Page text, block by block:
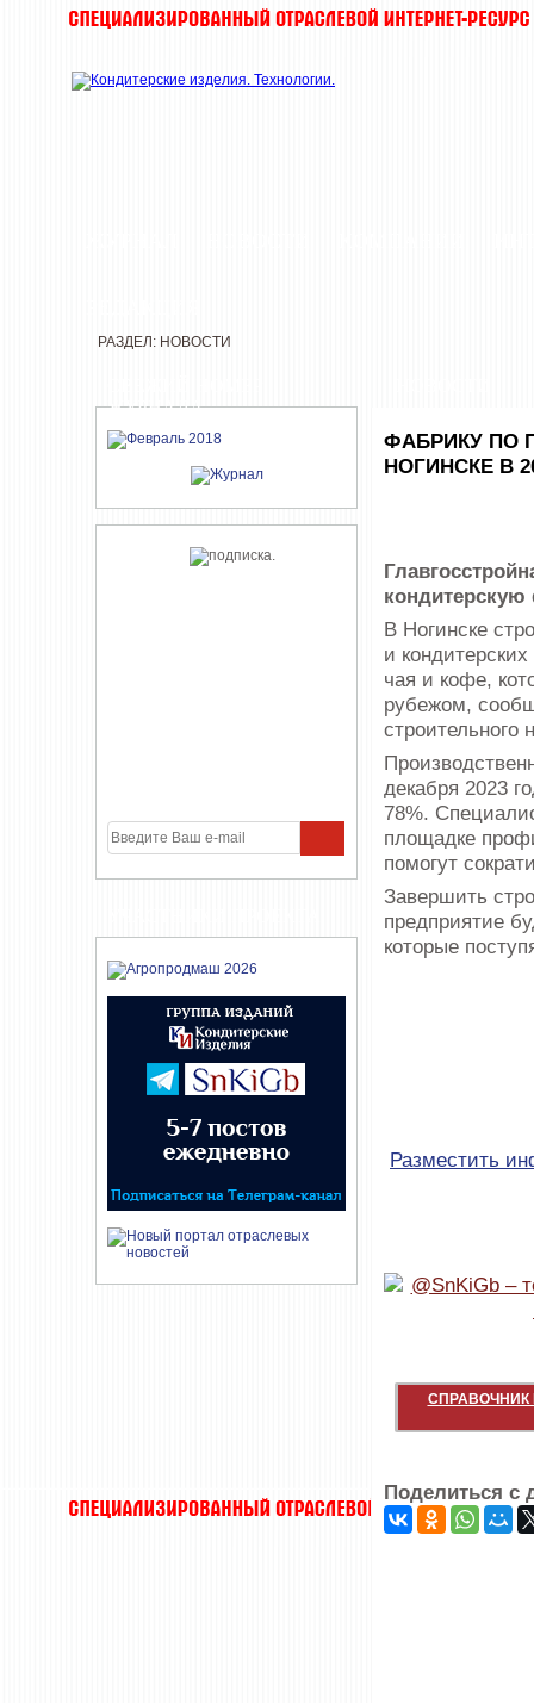
ЖУРНАЛА
РАЗДЕЛ: НОВОСТИ
ФАБРИКУ ПО
НОГИНСКЕ В
В Ногинске
и
чая и кофе,
рубежом,
строительного
декабря 2023
78%.
площадке
помогут
Завершить
предприятие
которые
Разместить
СПРАВОЧНИК
Поделиться с